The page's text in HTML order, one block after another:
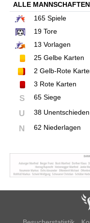
ALLE MANNSCHAFTEN
165 Spiele
19 Tore
13 Vorlagen
25 Gelbe Karten
2 Gelb-Rote
3 Rote Karten
S 65 Siege
U 38 Unentschieden
N 62 Niederlagen